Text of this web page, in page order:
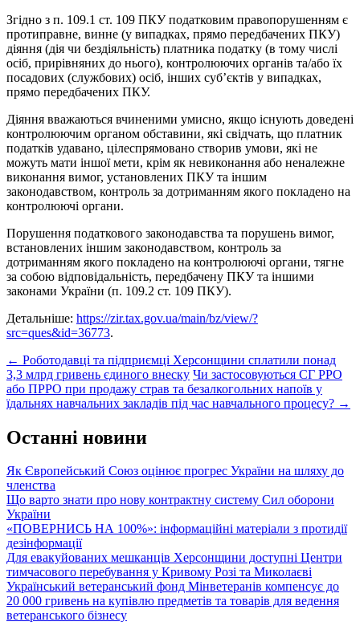
Згідно з п. 109.1 ст. 109 ПКУ податковим правопорушенням є
протиправне, винне (у випадках, прямо передбачених ПКУ)
діяння (дія чи бездіяльність) платника податку (в тому числі
осіб, прирівняних до нього), контролюючих органів та/або їх
посадових (службових) осіб, інших суб’єктів у випадках,
прямо передбачених ПКУ.
Діяння вважаються вчиненими умисно, якщо існують доведені
контролюючим органом обставини, які свідчать, що платник
податків удавано, цілеспрямовано створив умови, які не
можуть мати іншої мети, крім як невиконання або неналежне
виконання вимог, установлених ПКУ та іншим
законодавством, контроль за дотриманням якого покладено на
контролюючі органи.
Порушення податкового законодавства та порушень вимог,
встановлених іншим законодавством, контроль за
дотриманням якого покладено на контролюючі органи, тягне
за собою відповідальність, передбачену ПКУ та іншими
законами України (п. 109.2 ст. 109 ПКУ).
Детальніше: https://zir.tax.gov.ua/main/bz/view/?
src=ques&id=36773.
Post
navigation
← Роботодавці та підприємці Херсонщини сплатили понад
3,3 млрд гривень єдиного внеску Чи застосовуються СГ РРО
або ПРРО при продажу страв та безалкогольних напоїв у
їдальнях навчальних закладів під час навчального процесу? →
Останні новини
Як Європейський Союз оцінює прогрес України на шляху до
членства
Що варто знати про нову контрактну систему Сил оборони
України
«ПОВЕРНИСЬ НА 100%»: інформаційні матеріали з протидії
дезінформації
Для евакуйованих мешканців Херсонщини доступні Центри
тимчасового перебування у Кривому Розі та Миколаєві
Український ветеранський фонд Мінветеранів компенсує до
20 000 гривень на купівлю предметів та товарів для ведення
ветеранського бізнесу